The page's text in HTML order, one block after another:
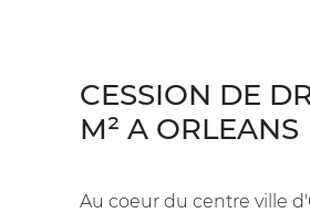
CESSION DE
M² A ORLEANS
Au coeur du centre ville